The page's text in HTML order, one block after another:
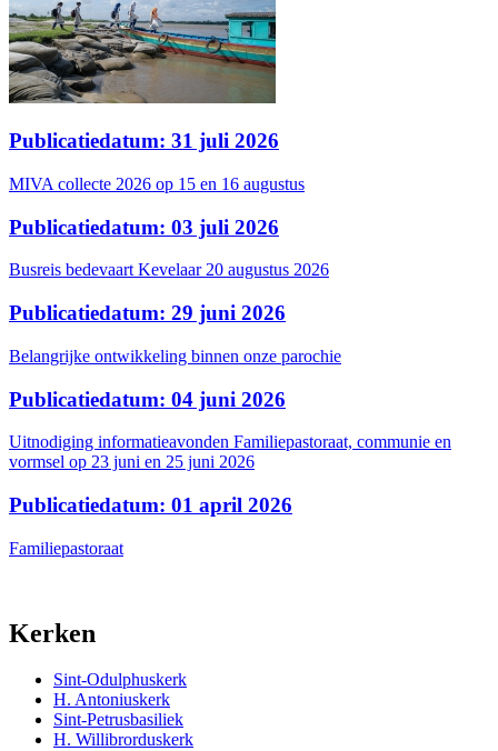
Publicatiedatum: 31 juli 2026
MIVA collecte 2026 op 15 en 16 augustus
Publicatiedatum: 03 juli 2026
Busreis bedevaart Kevelaar 20 augustus 2026
Publicatiedatum: 29 juni 2026
Belangrijke ontwikkeling binnen onze parochie
Publicatiedatum: 04 juni 2026
Uitnodiging informatieavonden Familiepastoraat, communie en
vormsel op 23 juni en 25 juni 2026
Publicatiedatum: 01 april 2026
Familiepastoraat
Kerken
Sint-Odulphuskerk
H. Antoniuskerk
Sint-Petrusbasiliek
H. Willibrorduskerk